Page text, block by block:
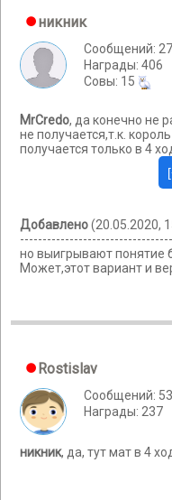
никник
Сообщений:
Награды: 406
Cовы: 15
MrCredo, да конечно не
не получается,т.к.
получается только в 4
Добавлено(20.05.2020,
но выигрывают понятие
Может,этот вариант и
Rostislav
Сообщений:
Награды: 237
никник, да, тут мат в 4